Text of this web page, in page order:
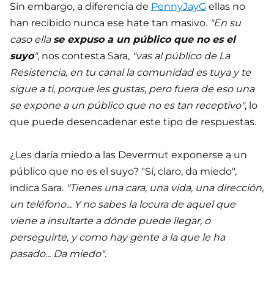
Sin embargo, a diferencia de PennyJayG ellas no
han recibido nunca ese hate tan masivo. "En su
caso ellase expuso a un público que no es el
suyo", nos contesta Sara, "vas al público de La
Resistencia, en tu canal la comunidad es tuya y te
sigue a ti, porque les gustas, pero fuera de eso una
se expone a un público que no es tan receptivo", lo
que puede desencadenar este tipo de respuestas.
¿Les daría miedo a las Devermut exponerse a un
público que no es el suyo? "Sí, claro, da miedo",
indica Sara. "Tienes una cara, una vida, una dirección,
un teléfono... Y no sabes la locura de aquel que
viene a insultarte a dónde puede llegar, o
perseguirte, y como hay gente a la que le ha
pasado... Da miedo".